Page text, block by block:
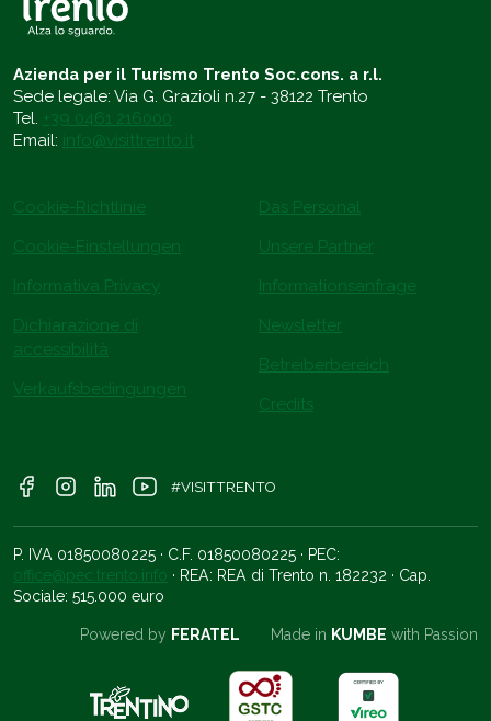
Azienda per il Turismo Trento Soc.cons. a r.l.
Sede legale: Via G. Grazioli n.27 - 38122 Trento
Tel. +39 0461 216000
Email: info@visittrento.it
Cookie-Richtlinie
Cookie-Einstellungen
Informativa Privacy
Dichiarazione di
accessibilità
Verkaufsbedingungen
Das Personal
Unsere Partner
Informationsanfrage
Newsletter
Betreiberbereich
Credits
#VISITTRENTO
P. IVA 01850080225 · C.F. 01850080225 · PEC:
office@pec.trento.info · REA: REA di Trento n. 182232 · Cap.
Sociale: 515.000 euro
Powered by FERATEL Made in KUMBE with Passion